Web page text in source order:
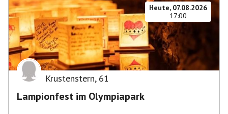
Heute, 07.08.2026
17:00
Krustenstern, 61
Lampionfest im Olympiapark